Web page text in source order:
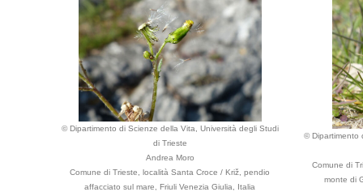
© Dipartimento di Scienze della Vita, Università degli Studi
di Trieste
Andrea Moro
Comune di Trieste, località Santa Croce / Križ, pendio
affacciato sul mare, Friuli Venezia Giulia, Italia
© Dipartimento
Comune di
monte di